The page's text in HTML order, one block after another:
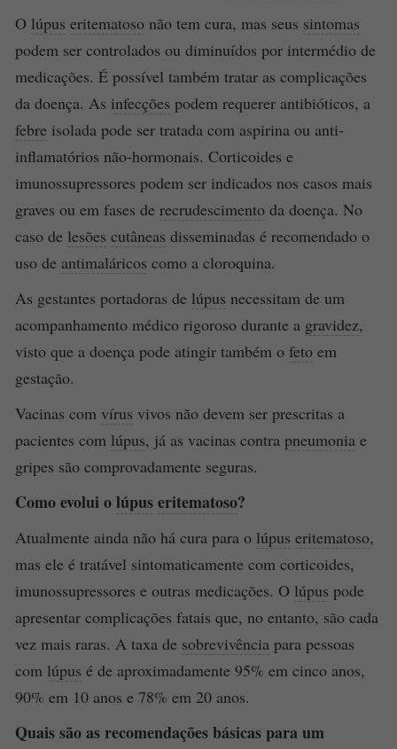
O lúpus eritematoso não tem cura, mas seus sintomas
podem ser controlados ou diminuídos por intermédio de
medicações. É possível também tratar as complicações
da doença. As infecções podem requerer antibióticos, a
febre isolada pode ser tratada com aspirina ou anti-
inflamatórios não-hormonais. Corticoides e
imunossupressores podem ser indicados nos casos mais
graves ou em fases de recrudescimento da doença. No
caso de lesões cutâneas disseminadas é recomendado o
uso de antimaláricos como a cloroquina.
As gestantes portadoras de lúpus necessitam de um
acompanhamento médico rigoroso durante a gravidez,
visto que a doença pode atingir também o feto em
gestação.
Vacinas com vírus vivos não devem ser prescritas a
pacientes com lúpus, já as vacinas contra pneumonia e
gripes são comprovadamente seguras.
Como evolui olúpuseritematoso?
Atualmente ainda não há cura para o lúpus eritematoso,
mas ele é tratável sintomaticamente com corticoides,
imunossupressores e outras medicações. O lúpus pode
apresentar complicações fatais que, no entanto, são cada
vez mais raras. A taxa de sobrevivência para pessoas
com lúpus é de aproximadamente 95% em cinco anos,
90% em 10 anos e 78% em 20 anos.
Quais são as recomendações básicas para um